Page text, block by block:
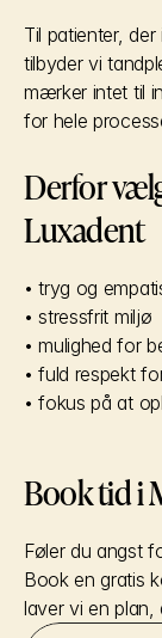
Til patienter,
tilbyder vi
mærker intet til
for hele
Derfor
Luxadent
• tryg og
• stressfrit miljø
• mulighed for
• fuld respekt
• fokus på at
Book tid i
Føler du angst
Book en gratis
laver vi en